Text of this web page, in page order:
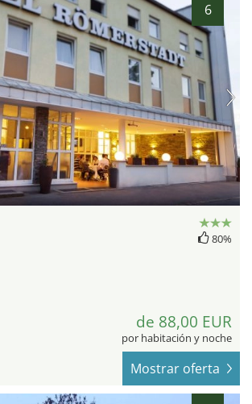
6
80%
de 88,00 EUR
por habitación y noche
Mostrar oferta